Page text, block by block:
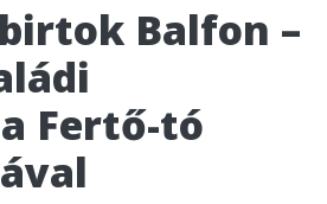
Balfon –
Fertő-tó